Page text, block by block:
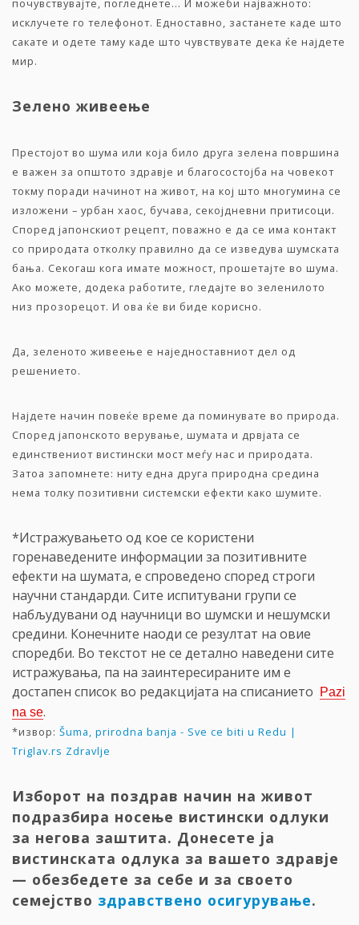
почувствувајте, погледнете... И можеби најважното:
исклучете го телефонот. Едноставно, застанете каде што
сакате и одете таму каде што чувствувате дека ќе најдете
мир.
Зелено живеење
Престојот во шума или која било друга зелена површина
е важен за општото здравје и благосостојба на човекот
токму поради начинот на живот, на кој што многумина се
изложени – урбан хаос, бучава, секојдневни притисоци.
Според јапонскиот рецепт, поважно е да се има контакт
со природата отколку правилно да се изведува шумската
бања. Секогаш кога имате можност, прошетајте во шума.
Ако можете, додека работите, гледајте во зеленилото
низ прозорецот. И ова ќе ви биде корисно.
Да, зеленото живеење е наједноставниот дел од
решението.
Најдете начин повеќе време да поминувате во природа.
Според јапонското верување, шумата и дрвјата се
единствениот вистински мост меѓу нас и природата.
Затоа запомнете: ниту една друга природна средина
нема толку позитивни системски ефекти како шумите.
*Истражувањето од кое се користени
горенаведените информации за позитивните
ефекти на шумата, е спроведено според строги
научни стандарди. Сите испитувани групи се
набљудувани од научници во шумски и нешумски
средини. Конечните наоди се резултат на овие
споредби. Во текстот не се детално наведени сите
истражувања, па на заинтересираните им е
достапен список во редакцијата на списанието
Pazi
na se.
*извор: Šuma, prirodna banja - Sve ce biti u Redu |
Triglav.rs Zdravlje
Изборот на поздрав начин на живот
подразбира носење вистински одлуки
за негова заштита. Донесете ја
вистинската одлука за вашето здравје
— обезбедете за себе и за своето
семејство здравствено осигурување.